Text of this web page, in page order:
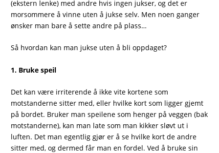
(ekstern lenke) med andre hvis ingen jukser, og det er
morsommere å vinne uten å jukse selv. Men noen ganger
ønsker man bare å sette andre på plass…
Så hvordan kan man jukse uten å bli oppdaget?
1. Bruke speil
Det kan være irriterende å ikke vite kortene som
motstanderne sitter med, eller hvilke kort som ligger gjemt
på bordet. Bruker man speilene som henger på veggen (bak
motstanderne), kan man late som man kikker sløvt ut i
luften. Det man egentlig gjør er å se hvilke kort de andre
sitter med, og dermed får man en fordel. Ved å bruke sin